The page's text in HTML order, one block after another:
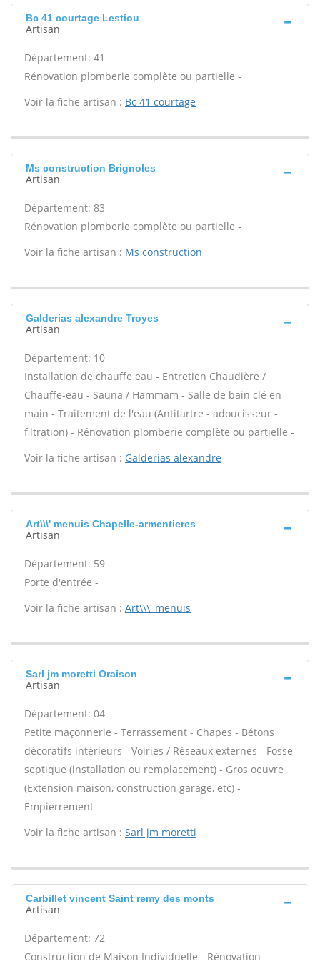
Bc 41 courtage Lestiou
Artisan
Département: 41
Rénovation plomberie complète ou partielle -
Voir la fiche artisan : Bc 41 courtage
Ms construction Brignoles
Artisan
Département: 83
Rénovation plomberie complète ou partielle -
Voir la fiche artisan : Ms construction
Galderias alexandre Troyes
Artisan
Département: 10
Installation de chauffe eau - Entretien Chaudière /
Chauffe-eau - Sauna / Hammam - Salle de bain clé en
main - Traitement de l'eau (Antitartre - adoucisseur -
filtration) - Rénovation plomberie complète ou partielle -
Voir la fiche artisan : Galderias alexandre
Art\\\' menuis Chapelle-armentieres
Artisan
Département: 59
Porte d'entrée -
Voir la fiche artisan : Art\\\' menuis
Sarl jm moretti Oraison
Artisan
Département: 04
Petite maçonnerie - Terrassement - Chapes - Bétons
décoratifs intérieurs - Voiries / Réseaux externes - Fosse
septique (installation ou remplacement) - Gros oeuvre
(Extension maison, construction garage, etc) -
Empierrement -
Voir la fiche artisan : Sarl jm moretti
Carbillet vincent Saint remy des monts
Artisan
Département: 72
Construction de Maison Individuelle - Rénovation